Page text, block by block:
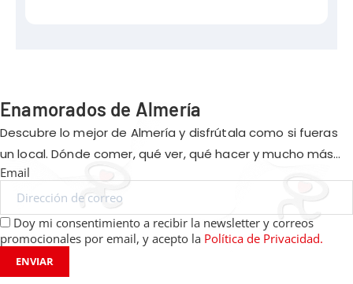
Enamorados de Almería
Descubre lo mejor de Almería y disfrútala como si fueras
un local. Dónde comer, qué ver, qué hacer y mucho más…
Email
Doy mi consentimiento a recibir la newsletter y correos
promocionales por email, y acepto la Política de Privacidad.
ENVIAR